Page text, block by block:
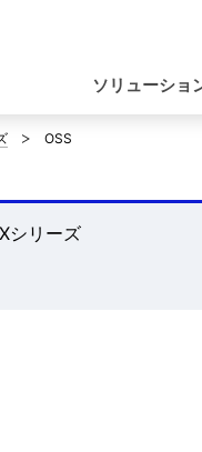
ゲ
シ
ョ
ソリューショ
OSS
シリーズ